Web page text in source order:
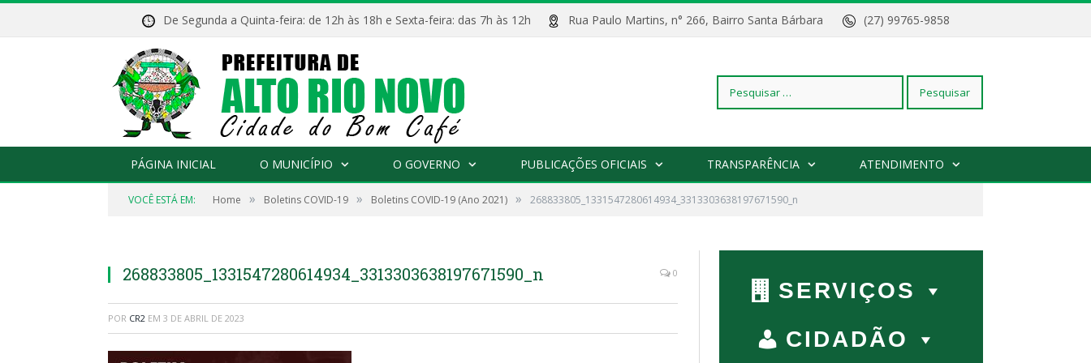
De Segunda a Quinta-feira: de 12h às 18h e Sexta-feira: das 7h às 12h Rua Paulo Martins, n° 266, Bairro Santa Bárbara (27) 99765-9858
Pesquisar
por:
PÁGINA INICIAL O MUNICÍPIO O GOVERNO PUBLICAÇÕES OFICIAIS TRANSPARÊNCIA ATENDIMENTO
VOCÊ ESTÁ EM: Home » Boletins COVID-19 » Boletins COVID-19 (Ano 2021) » 268833805_1331547280614934_3313303638197671590_n
268833805_1331547280614934_3313303638197671590_n 0
POR CR2 EM 3 DE ABRIL DE 2023
SERVIÇOS
CIDADÃO